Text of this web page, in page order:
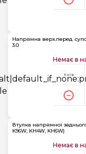
Напрямна верх.перед.
3.0
Немає в
Київ
Втулка напрямної
K96W, KH4W, KH6W)
Немає в